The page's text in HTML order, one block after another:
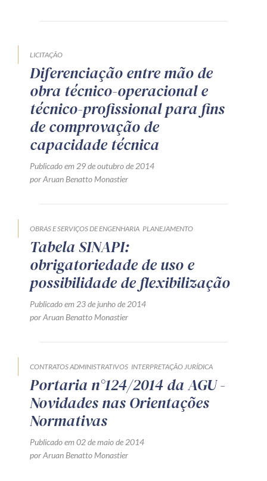
Orientação por Escrito
Mentoria Zênite
Capacitação
Zênite Online
Diferenciais
Receba por RSS
Telefone (41) 2109-8666
Whatsapp (41) 98881-6616
LICITAÇÃO
Diferenciação entre mão de
obra técnico-operacional e
técnico-profissional para fins
de comprovação de
capacidade técnica
Publicado em 29 de outubro de 2014
por Aruan Benatto Monastier
OBRAS E SERVIÇOS DE ENGENHARIA PLANEJAMENTO
Tabela SINAPI:
obrigatoriedade de uso e
possibilidade de flexibilização
Publicado em 23 de junho de 2014
por Aruan Benatto Monastier
CONTRATOS ADMINISTRATIVOS INTERPRETAÇÃO JURÍDICA
Portaria n°124/2014 da AGU -
Novidades nas Orientações
Normativas
Publicado em 02 de maio de 2014
por Aruan Benatto Monastier